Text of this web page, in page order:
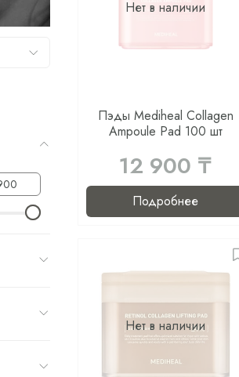
Нет в наличии
Пэды Mediheal Collagen
Ampoule Pad 100 шт
12 900 ₸
Подробнее
Нет в наличии